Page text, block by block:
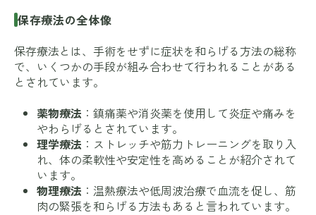
保存療法の全体像
保存療法とは、手術をせずに症状を和らげる方法の総称
で、いくつかの手段が組み合わせて行われることがある
とされています。
薬物療法 ：鎮痛薬や消炎薬を使用して炎症や痛みを
やわらげるとされています。
理学療法 ：ストレッチや筋力トレーニングを取り入
れ、体の柔軟性や安定性を高めることが紹介されて
います。
物理療法 ：温熱療法や低周波治療で血流を促し、筋
肉の緊張を和らげる方法もあると言われています。